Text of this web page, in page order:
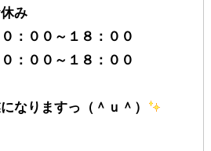
み
００～１８：００
００～１８：００
なりますっ（＾ｕ＾）